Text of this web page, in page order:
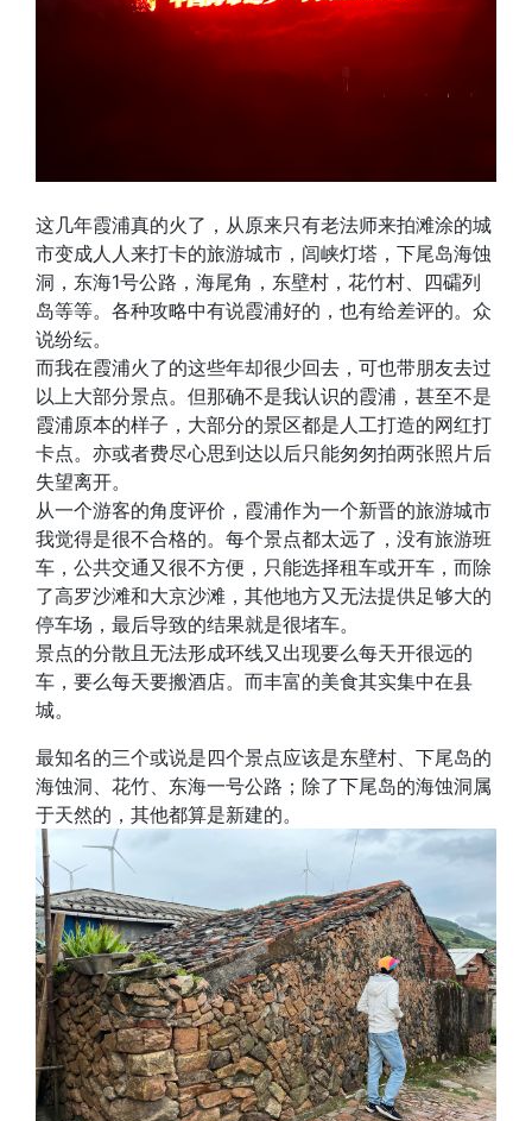
这几年霞浦真的火了，从原来只有老法师来拍滩涂的城
市变成人人来打卡的旅游城市，闾峡灯塔，下尾岛海蚀
洞，东海1号公路，海尾角，东壁村，花竹村、四礵列
岛等等。各种攻略中有说霞浦好的，也有给差评的。众
说纷纭。
而我在霞浦火了的这些年却很少回去，可也带朋友去过
以上大部分景点。但那确不是我认识的霞浦，甚至不是
霞浦原本的样子，大部分的景区都是人工打造的网红打
卡点。亦或者费尽心思到达以后只能匆匆拍两张照片后
失望离开。
从一个游客的角度评价，霞浦作为一个新晋的旅游城市
我觉得是很不合格的。每个景点都太远了，没有旅游班
车，公共交通又很不方便，只能选择租车或开车，而除
了高罗沙滩和大京沙滩，其他地方又无法提供足够大的
停车场，最后导致的结果就是很堵车。
景点的分散且无法形成环线又出现要么每天开很远的
车，要么每天要搬酒店。而丰富的美食其实集中在县
城。
最知名的三个或说是四个景点应该是东壁村、下尾岛的
海蚀洞、花竹、东海一号公路；除了下尾岛的海蚀洞属
于天然的，其他都算是新建的。